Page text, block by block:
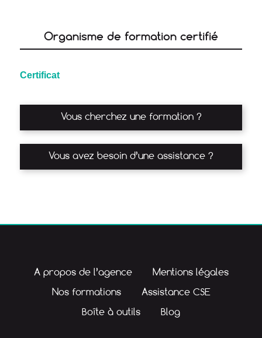
Organisme de formation certifié
Certificat
Vous cherchez une formation ?
Vous avez besoin d’une assistance ?
A propos de l’agence
Mentions légales
Nos formations
Assistance CSE
Boîte à outils
Blog